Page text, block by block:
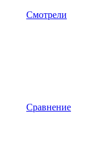
Смотрели
Сравнение